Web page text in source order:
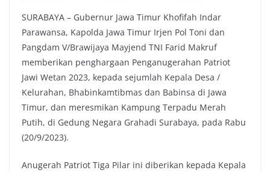
SURABAYA – Gubernur Jawa Timur Khofifah Indar
Parawansa, Kapolda Jawa Timur Irjen Pol Toni dan
Pangdam V/Brawijaya Mayjend TNI Farid Makruf
memberikan penghargaan Penganugerahan Patriot
Jawi Wetan 2023, kepada sejumlah Kepala Desa /
Kelurahan, Bhabinkamtibmas dan Babinsa di Jawa
Timur, dan meresmikan Kampung Terpadu Merah
Putih, di Gedung Negara Grahadi Surabaya, pada Rabu
(20/9/2023).
Anugerah Patriot Tiga Pilar ini diberikan kepada Kepala